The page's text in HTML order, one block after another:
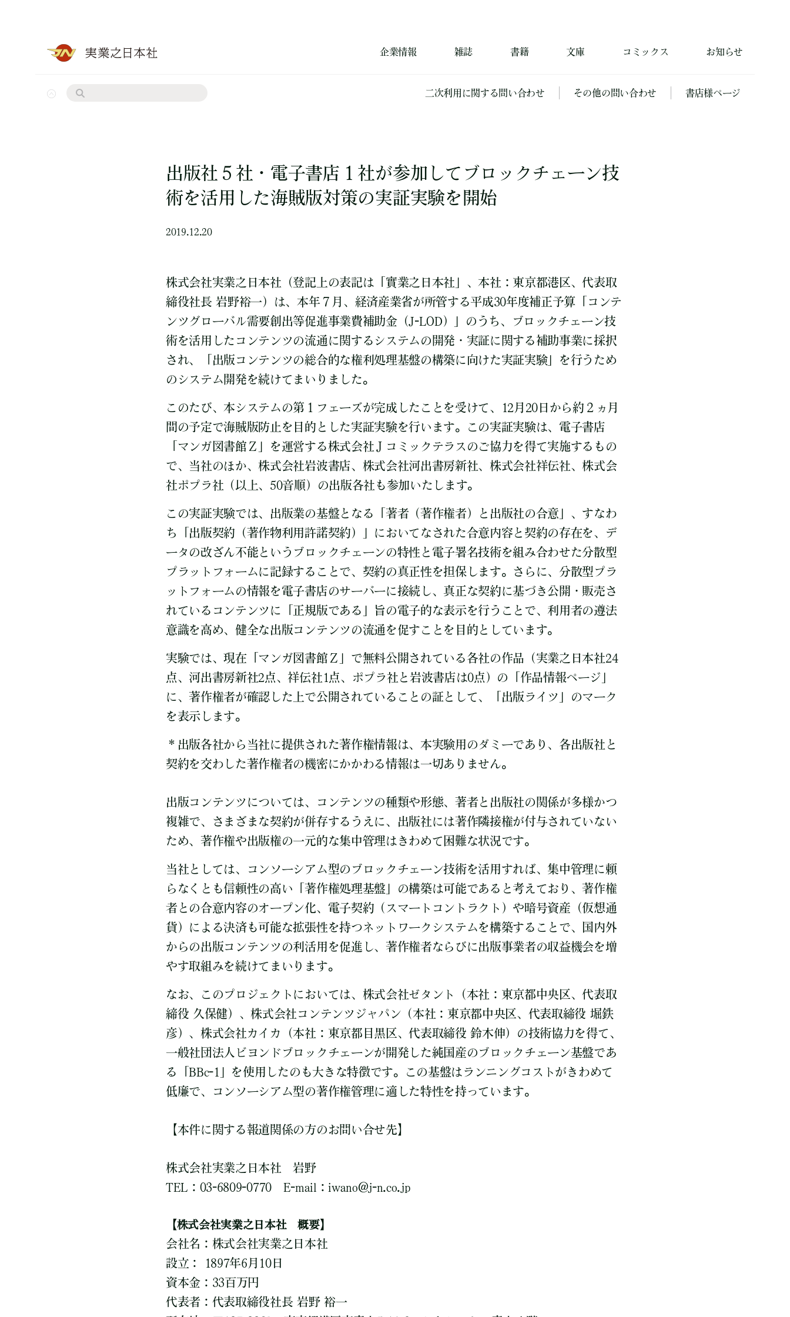
企業情報 雑誌 書籍 文庫 コミックス お知らせ
二次利用に関する問い合わせ その他の問い合わせ 書店様ページ
出版社５社・電子書店１社が参加してブロックチェーン技
術を活用した海賊版対策の実証実験を開始
2019.12.20
株式会社実業之日本社（登記上の表記は「實業之日本社」、本社：東京都港区、代表取
締役社長 岩野裕一）は、本年７月、経済産業省が所管する平成30年度補正予算「コンテ
ンツグローバル需要創出等促進事業費補助金（J-LOD）」のうち、ブロックチェーン技
術を活用したコンテンツの流通に関するシステムの開発・実証に関する補助事業に採択
され、「出版コンテンツの総合的な権利処理基盤の構築に向けた実証実験」を行うため
のシステム開発を続けてまいりました。
このたび、本システムの第１フェーズが完成したことを受けて、12月20日から約２ヵ月
間の予定で海賊版防止を目的とした実証実験を行います。この実証実験は、電子書店
「マンガ図書館Ｚ」を運営する株式会社Ｊコミックテラスのご協力を得て実施するもの
で、当社のほか、株式会社岩波書店、株式会社河出書房新社、株式会社祥伝社、株式会
社ポプラ社（以上、50音順）の出版各社も参加いたします。
この実証実験では、出版業の基盤となる「著者（著作権者）と出版社の合意」、すなわ
ち「出版契約（著作物利用許諾契約）」においてなされた合意内容と契約の存在を、デ
ータの改ざん不能というブロックチェーンの特性と電子署名技術を組み合わせた分散型
プラットフォームに記録することで、契約の真正性を担保します。さらに、分散型プラ
ットフォームの情報を電子書店のサーバーに接続し、真正な契約に基づき公開・販売さ
れているコンテンツに「正規版である」旨の電子的な表示を行うことで、利用者の遵法
意識を高め、健全な出版コンテンツの流通を促すことを目的としています。
実験では、現在「マンガ図書館Ｚ」で無料公開されている各社の作品（実業之日本社24
点、河出書房新社2点、祥伝社1点、ポプラ社と岩波書店は0点）の「作品情報ページ」
に、著作権者が確認した上で公開されていることの証として、「出版ライツ」のマーク
を表示します。
＊出版各社から当社に提供された著作権情報は、本実験用のダミーであり、各出版社と
契約を交わした著作権者の機密にかかわる情報は一切ありません。
出版コンテンツについては、コンテンツの種類や形態、著者と出版社の関係が多様かつ
複雑で、さまざまな契約が併存するうえに、出版社には著作隣接権が付与されていない
ため、著作権や出版権の一元的な集中管理はきわめて困難な状況です。
当社としては、コンソーシアム型のブロックチェーン技術を活用すれば、集中管理に頼
らなくとも信頼性の高い「著作権処理基盤」の構築は可能であると考えており、著作権
者との合意内容のオープン化、電子契約（スマートコントラクト）や暗号資産（仮想通
貨）による決済も可能な拡張性を持つネットワークシステムを構築することで、国内外
からの出版コンテンツの利活用を促進し、著作権者ならびに出版事業者の収益機会を増
やす取組みを続けてまいります。
なお、このプロジェクトにおいては、株式会社ゼタント（本社：東京都中央区、代表取
締役 久保健）、株式会社コンテンツジャパン（本社：東京都中央区、代表取締役 堀鉄
彦）、株式会社カイカ（本社：東京都目黒区、代表取締役 鈴木伸）の技術協力を得て、
一般社団法人ビヨンドブロックチェーンが開発した純国産のブロックチェーン基盤であ
る「BBc-1」を使用したのも大きな特徴です。この基盤はランニングコストがきわめて
低廉で、コンソーシアム型の著作権管理に適した特性を持っています。
【本件に関する報道関係の方のお問い合せ先】
株式会社実業之日本社 岩野
TEL：03-6809-0770 E-mail：iwano@j-n.co.jp
【株式会社実業之日本社 概要】
会社名：株式会社実業之日本社
設立： 1897年6月10日
資本金：33百万円
代表者：代表取締役社長 岩野 裕一